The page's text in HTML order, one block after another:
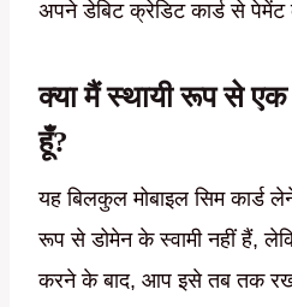
अपने डेबिट क्रेडिट कार्ड से
क्या मैं स्थायी रूप से
हूँ?
यह बिलकुल मोबाइल सिम कार्ड
रूप से डोमेन के स्वामी नहीं हैं,
करने के बाद, आप इसे तब तक